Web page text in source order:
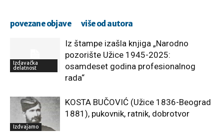
povezane objave više od autora
Izdavačka
delatnost
Iz štampe izašla knjiga „Narodno
pozorište Užice 1945-2025:
osamdeset godina profesionalnog
rada“
Izdvajamo
KOSTA BUČOVIĆ (Užice 1836-Beograd
1881), pukovnik, ratnik, dobrotvor